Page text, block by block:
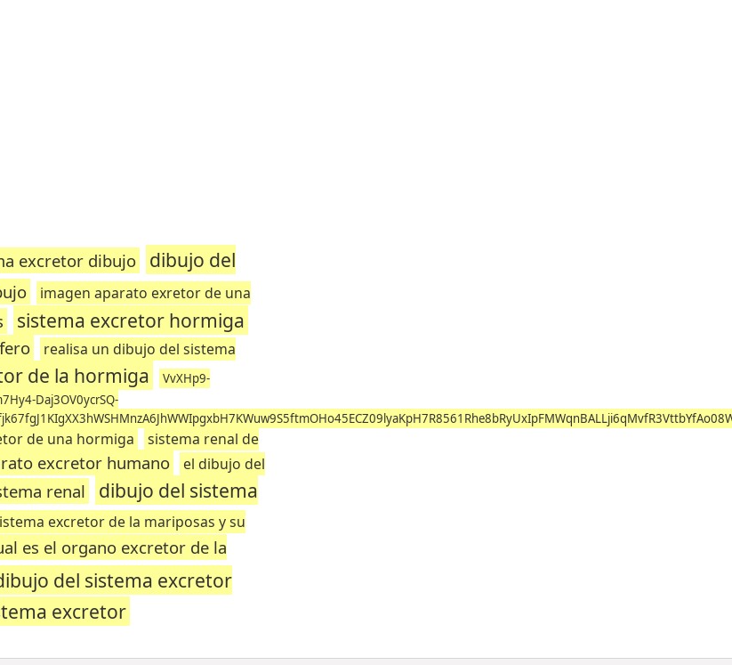
excretor dibujo
dibujo del
imagen aparato exretor de una
sistema excretor hormiga
realisa un dibujo del sistema
de la hormiga
VvXHp9-
Daj3OV0ycrSQ-
de una hormiga
sistema renal de
excretor humano
el dibujo del
renal
dibujo del sistema
excretor de la mariposas y su
es el organo excretor de la
del sistema excretor
excretor